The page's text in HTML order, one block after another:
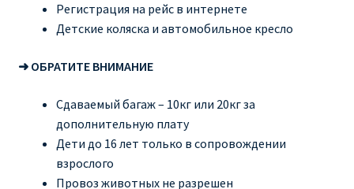
Регистрация на рейс в интернете
Детские коляска и автомобильное кресло
➜ ОБРАТИТЕ ВНИМАНИЕ
Сдаваемый багаж – 10кг или 20кг за
дополнительную плату
Дети до 16 лет только в сопровождении
взрослого
Провоз животных не разрешен